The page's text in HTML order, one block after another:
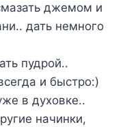
джемом и
дать немного
пудрой..
и быстро:)
в духовке..
начинки,